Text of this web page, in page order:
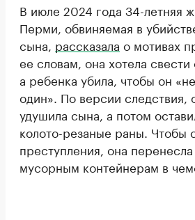
В июле 2024 года 34-летняя
Перми, обвиняемая в
сына, рассказала о мотивах
ее словам, она хотела
а ребенка убила, чтобы он
один». По версии следствия,
удушила сына, а потом
колото-резаные раны. Чтобы
преступления, она
мусорным контейнерам в